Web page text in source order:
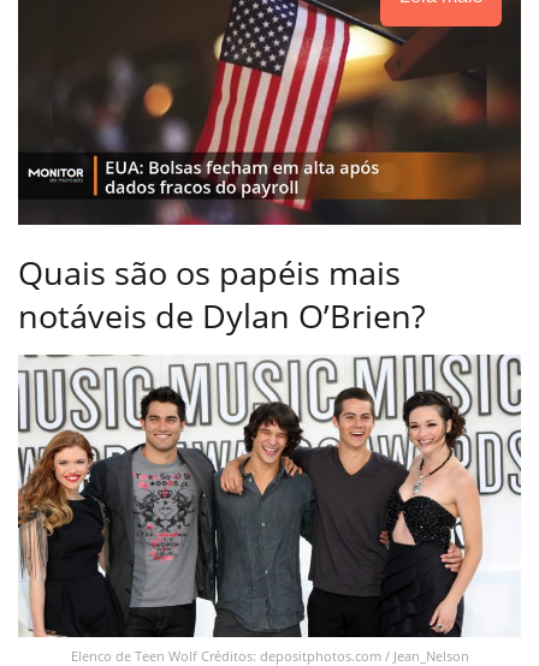
Quais são os papéis mais
notáveis de Dylan O’Brien?
Elenco de Teen Wolf Créditos: depositphotos.com / Jean_Nelson